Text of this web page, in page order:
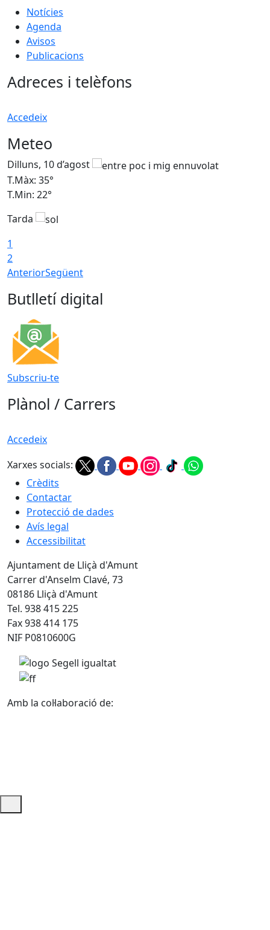
Notícies
Agenda
Avisos
Publicacions
Adreces i telèfons
Accedeix
Meteo
Dilluns, 10 d’agost
T.Màx: 35°
T.Min: 22°
Tarda
1
2
AnteriorSegüent
Butlletí digital
Subscriu-te
Plànol / Carrers
Accedeix
Xarxes socials:
Crèdits
Contactar
Protecció de dades
Avís legal
Accessibilitat
Ajuntament de Lliçà d'Amunt
Carrer d'Anselm Clavé, 73
08186 Lliçà d'Amunt
Tel. 938 415 225
Fax 938 414 175
NIF P0810600G
Amb la col·laboració de: